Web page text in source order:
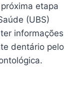
etapa
(UBS)
informações
dentário pelo